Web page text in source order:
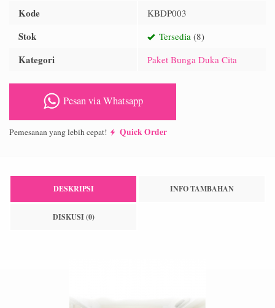
Kode KBDP003
Stok Tersedia (8)
Kategori Paket Bunga Duka Cita
Pesan via Whatsapp
Pemesanan yang lebih cepat! Quick Order
DESKRIPSI INFO TAMBAHAN
DISKUSI (0)